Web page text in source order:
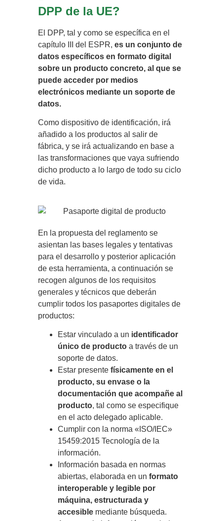
DPP de la UE?
El DPP, tal y como se específica en el
capítulo III del ESPR,es un conjunto de
datos específicos en formato digital
sobre un producto concreto, al que se
puede acceder por medios
electrónicos mediante un soporte de
datos.
Como dispositivo de identificación, irá
añadido a los productos al salir de
fábrica, y se irá actualizando en base a
las transformaciones que vaya sufriendo
dicho producto a lo largo de todo su ciclo
de vida.
En la propuesta del reglamento se
asientan las bases legales y tentativas
para el desarrollo y posterior aplicación
de esta herramienta, a continuación se
recogen algunos de los requisitos
generales y técnicos que deberán
cumplir todos los pasaportes digitales de
productos:
Estar vinculado a un identificador
único de producto a través de un
soporte de datos.
Estar presentefísicamente en el
producto, su envase o la
documentación que acompañe al
producto, tal como se especifique
en el acto delegado aplicable.
Cumplir con la norma «ISO/IEC»
15459:2015 Tecnología de la
información.
Información basada en normas
abiertas, elaborada en unformato
interoperable y legible por
máquina, estructurada y
accesible mediante búsqueda.